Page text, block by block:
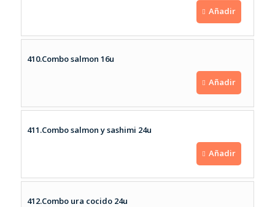
Añadir
410.Combo salmon 16u
Añadir
411.Combo salmon y sashimi 24u
Añadir
412.Combo ura cocido 24u